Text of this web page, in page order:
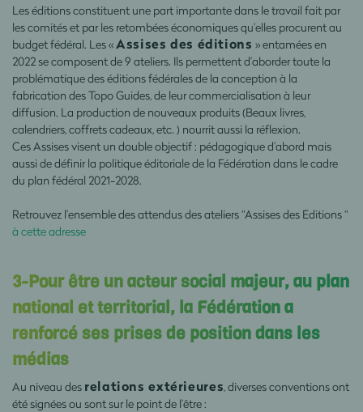
Les éditions constituent une part importante dans le travail fait par
les comités et par les retombées économiques qu’elles procurent au
budget fédéral. Les «Assises des éditions » entamées en
2022 se composent de 9 ateliers. Ils permettent d’aborder toute la
problématique des éditions fédérales de la conception à la
fabrication des Topo Guides, de leur commercialisation à leur
diffusion. La production de nouveaux produits (Beaux livres,
calendriers, coffrets cadeaux, etc. ) nourrit aussi la réflexion.
Ces Assises visent un double objectif : pédagogique d’abord mais
aussi de définir la politique éditoriale de la Fédération dans le cadre
du plan fédéral 2021-2028.
Retrouvez l’ensemble des attendus des ateliers “Assises des Editions “
à cette adresse
3-Pour être un acteur social majeur, au plan
national et territorial, la Fédération a
renforcé ses prises de position dans les
médias
Au niveau des relations extérieures, diverses conventions ont
été signées ou sont sur le point de l’être :